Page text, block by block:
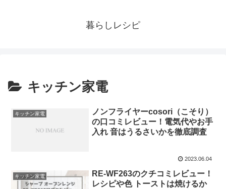
暮らしレシピ
キッチン家電
キッチン家電
ノンフライヤーcosori（こそり）
の口コミレビュー！電気代やお手
入れ 音はうるさいかを徹底調査
2023.06.04
キッチン家電
RE-WF263のクチコミレビュー！
レシピや色 トーストは焼けるか